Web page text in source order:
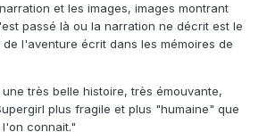
et les images, images montrant
passé là ou la narration ne décrit est le
l'aventure écrit dans les mémoires de
très belle histoire, très émouvante,
plus fragile et plus "humaine" que
connait."